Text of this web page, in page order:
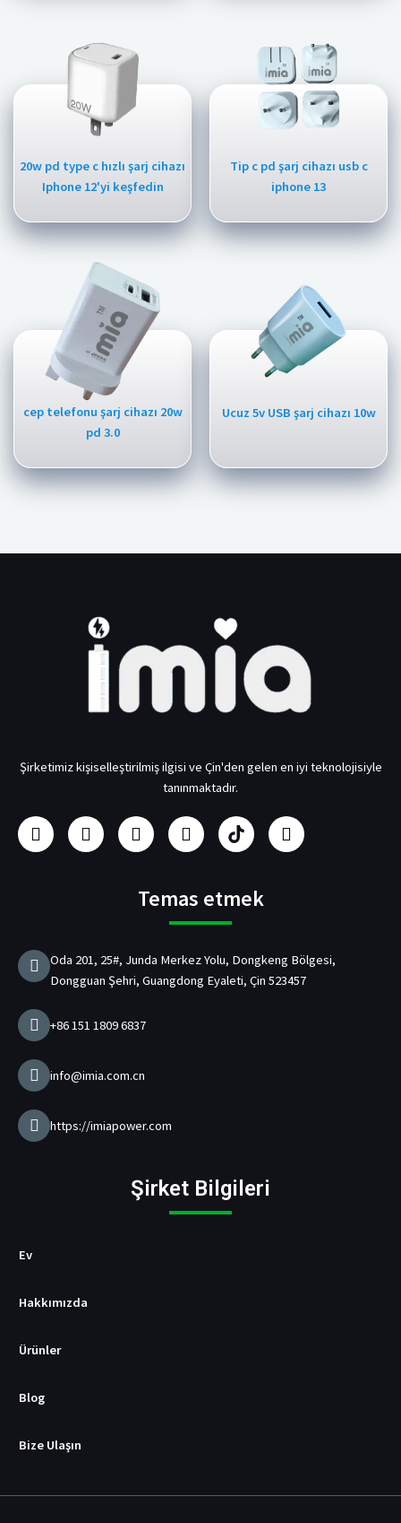
20w pd type c hızlı şarj cihazı
Iphone 12'yi keşfedin
Tip c pd şarj cihazı usb c
iphone 13
cep telefonu şarj cihazı 20w
pd 3.0
Ucuz 5v USB şarj cihazı 10w
Şirketimiz kişiselleştirilmiş ilgisi ve Çin'den gelen en iyi teknolojisiyle
tanınmaktadır.
F
a
c
k
i
n
s
m
Y
o
u
u
b
L
i
n
e
d
I
U
s
b
p
d
r
j
i
c
h
e
y
Temas etmek
Oda 201, 25#, Junda Merkez Yolu, Dongkeng Bölgesi,
Dongguan Şehri, Guangdong Eyaleti, Çin 523457
+86 151 1809 6837
info@imia.com.cn
https://imiapower.com
Şirket Bilgileri
Ev
Hakkımızda
Ürünler
Blog
Bize Ulaşın